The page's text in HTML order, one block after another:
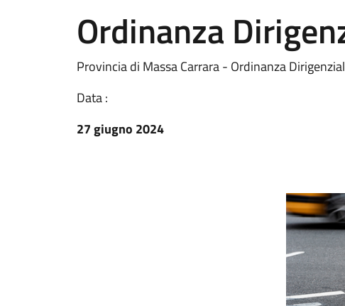
Ordinanza
Provincia di Massa Carrara - Ordinanza
Data :
27 giugno 2024